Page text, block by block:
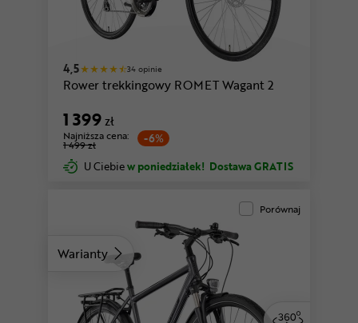
4,5 34 opinie
Rower trekkingowy ROMET Wagant 2
1 399zł
-6%
Najniższa cena:
1 499 zł
U Ciebiew poniedziałek! Dostawa GRATIS
Warianty
Porównaj